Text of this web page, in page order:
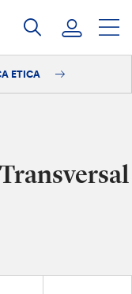
ETICA